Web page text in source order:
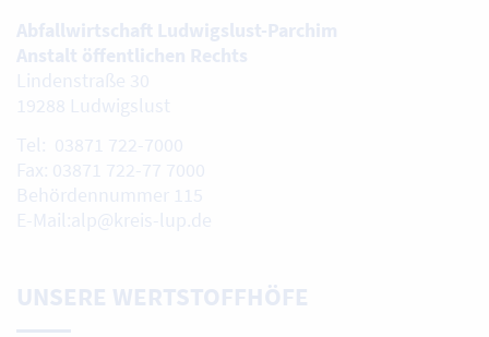
Abfallwirtschaft Ludwigslust-Parchim
Anstalt öffentlichen Rechts
Lindenstraße 30
19288 Ludwigslust
Tel: 03871 722-7000
Fax: 03871 722-77 7000
Behördennummer 115
E-Mail:alp@kreis-lup.de
UNSERE WERTSTOFFHÖFE